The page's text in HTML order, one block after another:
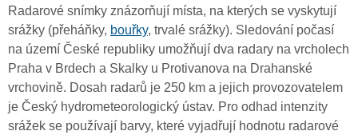
Radarové snímky znázorňují místa, na kterých se vyskytují
srážky (přeháňky, bouřky, trvalé srážky). Sledování počasí
na území České republiky umožňují dva radary na vrcholech
Praha v Brdech a Skalky u Protivanova na Drahanské
vrchovině. Dosah radarů je 250 km a jejich provozovatelem
je Český hydrometeorologický ústav. Pro odhad intenzity
srážek se používají barvy, které vyjadřují hodnotu radarové